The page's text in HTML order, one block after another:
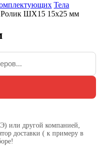
Тела
Ролик ШХ15 15х25 мм
или другой компанией,
доставки ( к примеру в